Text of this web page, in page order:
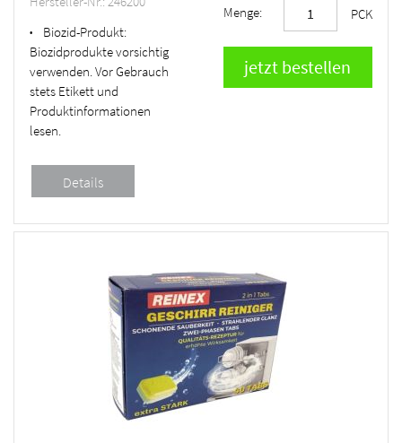
•
Biozid-Produkt:
Biozidprodukte vorsichtig
verwenden. Vor Gebrauch
stets Etikett und
Produktinformationen
lesen.
Menge: PCK